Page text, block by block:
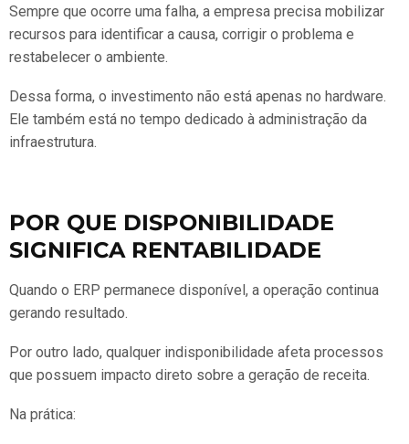
Sempre que ocorre uma falha, a empresa precisa mobilizar
recursos para identificar a causa, corrigir o problema e
restabelecer o ambiente.
Dessa forma, o investimento não está apenas no hardware.
Ele também está no tempo dedicado à administração da
infraestrutura.
POR QUE DISPONIBILIDADE
SIGNIFICA RENTABILIDADE
Quando o ERP permanece disponível, a operação continua
gerando resultado.
Por outro lado, qualquer indisponibilidade afeta processos
que possuem impacto direto sobre a geração de receita.
Na prática: